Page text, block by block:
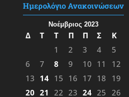
Ημερολόγιο Ανακοινώσεων
Νοέμβριος 2023
Δ Τ Τ Π Π Σ
Κ
1
2 3 4
5
6
7 8 9 10 11
12
13 14 15 16 17 18
19
20 21 22 23 24 25 26